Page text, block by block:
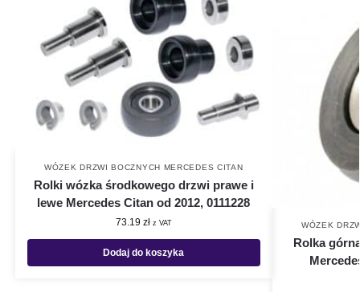
WÓZEK DRZWI BOCZNYCH MERCEDES CITAN
Rolki wózka środkowego drzwi prawe i
lewe Mercedes Citan od 2012, 0111228
73.19 zł z VAT
Dodaj do koszyka
WÓZEK
Rolka